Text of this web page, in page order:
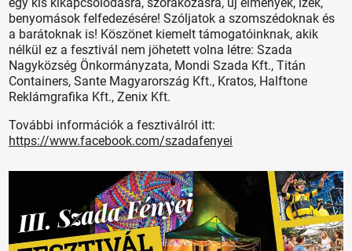
egy kis kikapcsolódásra, szórakozásra, új élmények, ízek,
benyomások felfedezésére! Szóljatok a szomszédoknak és
a barátoknak is! Köszönet kiemelt támogatóinknak, akik
nélkül ez a fesztivál nem jöhetett volna létre: Szada
Nagyközség Önkormányzata, Mondi Szada Kft., Titán
Containers, Sante Magyarország Kft., Kratos, Halftone
Reklámgrafika Kft., Zenix Kft.
További információk a fesztiválról itt:
https://www.facebook.com/szadafenyei